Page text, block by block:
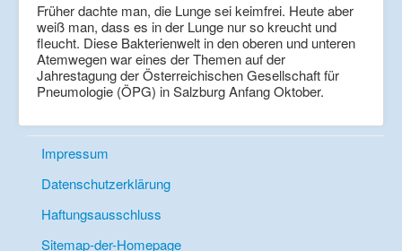
Früher dachte man, die Lunge sei keimfrei. Heute aber
weiß man, dass es in der Lunge nur so kreucht und
fleucht. Diese Bakterienwelt in den oberen und unteren
Atemwegen war eines der Themen auf der
Jahrestagung der Österreichischen Gesellschaft für
Pneumologie (ÖPG) in Salzburg Anfang Oktober.
Impressum
Datenschutzerklärung
Haftungsausschluss
Sitemap-der-Homepage